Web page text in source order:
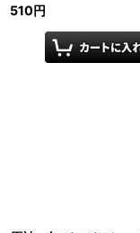
510円